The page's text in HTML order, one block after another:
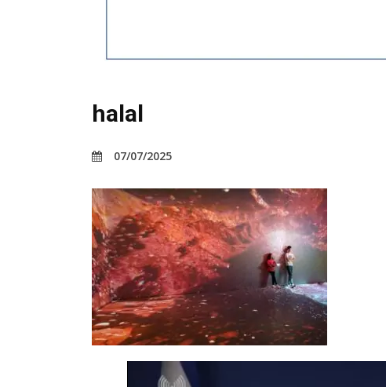
halal
07/07/2025